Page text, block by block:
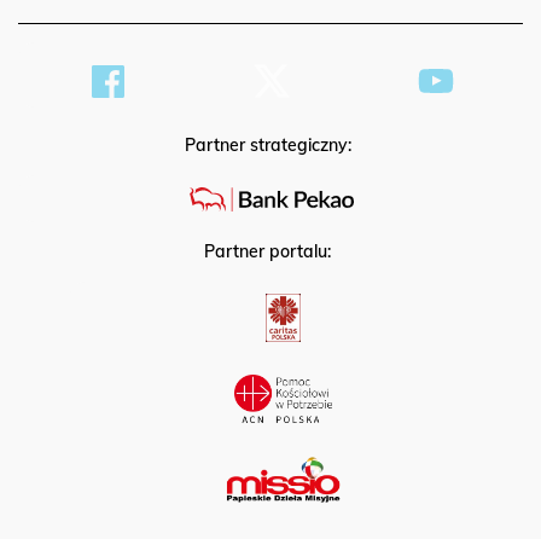
Partner strategiczny:
Partner portalu: